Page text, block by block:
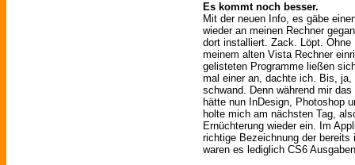
Es kommt noch besser.
Mit der neuen Info, es gäbe
wieder an meinen Rechner
dort installiert. Zack. Löpt.
meinem alten Vista Rechner
gelisteten Programme ließen
mal einer an, dachte ich. Bis,
schwand. Denn während mir
hätte nun InDesign, Photoshop
holte mich am nächsten Tag,
Ernüchterung wieder ein. Im
richtige Bezeichnung der
waren es lediglich CS6